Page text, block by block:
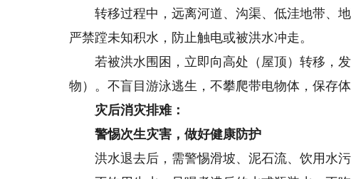
转移过程中，远离河道、沟渠、低洼地带、地
严禁蹚未知积水，防止触电或被洪水冲走。
若被洪水围困，立即向高处（屋顶）转移，发
物）。不盲目游泳逃生，不攀爬带电物体，保存体
灾后消灾排难：
警惕次生灾害，做好健康防护
洪水退去后，需警惕滑坡、泥石流、饮用水污